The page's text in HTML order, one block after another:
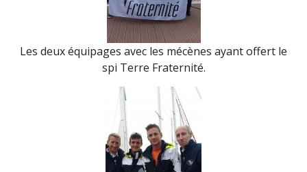
Les deux équipages avec les mécènes ayant offert le
spi Terre Fraternité.